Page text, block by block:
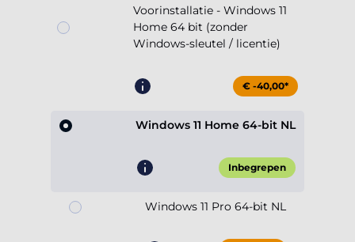
Voorinstallatie - Windows 11
Home 64 bit (zonder
Windows-sleutel / licentie)
€ -40,00*
Windows 11 Home 64-bit NL
Inbegrepen
Windows 11 Pro 64-bit NL